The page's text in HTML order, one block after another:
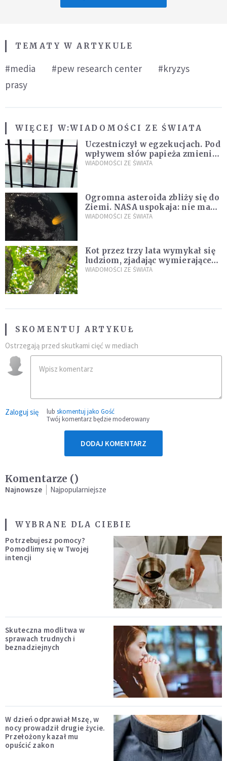
TEMATY W ARTYKULE
#media #pew research center
#kryzys
prasy
WIĘCEJ W:WIADOMOŚCI ZE ŚWIATA
Uczestniczył w egzekucjach. Pod
wpływem słów papieża zmienił
zdanie
WIADOMOŚCI ZE ŚWIATA
Ogromna asteroida zbliży się do
Ziemi. NASA uspokaja: nie ma
zagrożenia
WIADOMOŚCI ZE ŚWIATA
Kot przez trzy lata wymykał się
ludziom, zjadając wymierające
kaczki. W końcu popełnił
WIADOMOŚCI ZE ŚWIATA
SKOMENTUJ ARTYKUŁ
Ostrzegają przed skutkami cięć w mediach
Zaloguj się lub skomentuj jako Gość
Twój komentarz będzie moderowany
DODAJ KOMENTARZ
Komentarze ()
Najnowsze Najpopularniejsze
WYBRANE DLA CIEBIE
Potrzebujesz pomocy?
Pomodlimy się w Twojej
intencji
Skuteczna modlitwa w
sprawach trudnych i
beznadziejnych
W dzień odprawiał Mszę, w
nocy prowadził drugie życie.
Przełożony kazał mu
opuścić zakon